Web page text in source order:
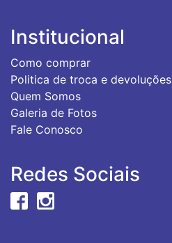
Institucional
Como comprar
Politica de troca e devoluções
Quem Somos
Galeria de Fotos
Fale Conosco
Redes Sociais